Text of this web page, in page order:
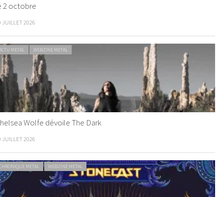
2 octobre
JUILLET 2026
METAL WEBZINE METAL
Wolfe dévoile The Dark
JUILLET 2026
METAL WEBZINE METAL